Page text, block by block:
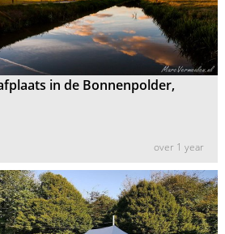
in de Bonnenpolder,
over 1 year